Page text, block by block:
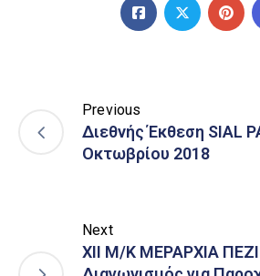
Previous
Διεθνής Έκθεση SIAL
Οκτωβρίου 2018
Next
ΧΙΙ Μ/Κ ΜΕΡΑΡΧΙΑ